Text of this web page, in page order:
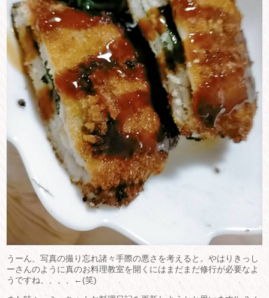
うーん、写真の撮り忘れ諸々手際の悪さを考えると。やはりきっし
ーさんのように真のお料理教室を開くにはまだまだ修行が必要なよ
うですね、、、、←(笑)